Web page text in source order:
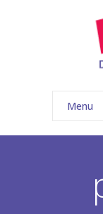
Menu
ÚVOD
-- Akce